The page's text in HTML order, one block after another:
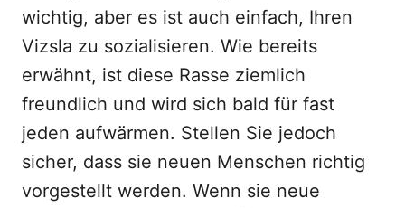
wichtig, aber es ist auch einfach, Ihren
Vizsla zu sozialisieren. Wie bereits
erwähnt, ist diese Rasse ziemlich
freundlich und wird sich bald für fast
jeden aufwärmen. Stellen Sie jedoch
sicher, dass sie neuen Menschen richtig
vorgestellt werden. Wenn sie neue